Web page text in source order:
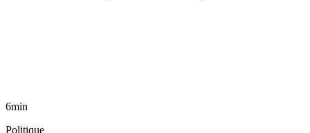
6min
Politique